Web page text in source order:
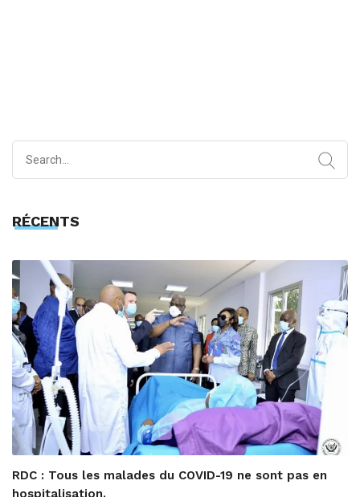
RÉCENTS
RDC : Tous les malades du COVID-19 ne sont pas en
hospitalisation.